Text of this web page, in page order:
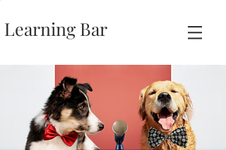
Learning Bar